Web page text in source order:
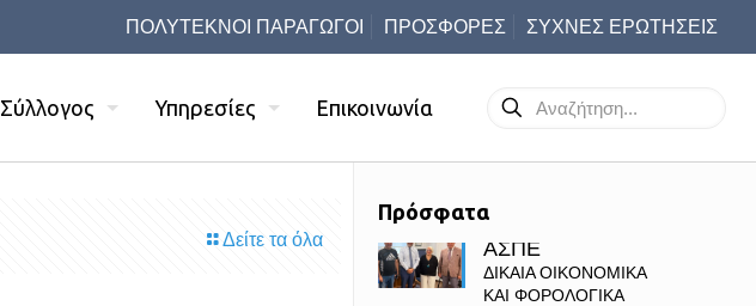
ΠΟΛΥΤΕΚΝΟΙ ΠΑΡΑΓΩΓΟΙ ΠΡΟΣΦΟΡΕΣ ΣΥΧΝΕΣ ΕΡΩΤΗΣΕΙΣ
Σύλλογος Υπηρεσίες Επικοινωνία
Δείτε τα όλα
Πρόσφατα
ΑΣΠΕ
ΔΙΚΑΙΑ ΟΙΚΟΝΟΜΙΚΑ
ΚΑΙ ΦΟΡΟΛΟΓΙΚΑ